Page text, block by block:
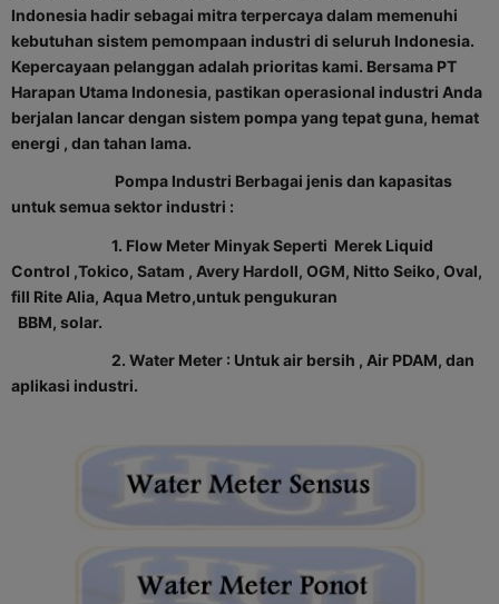
Indonesia hadir sebagai mitra terpercaya dalam memenuhi
kebutuhan sistem pemompaan industri di seluruh Indonesia.
Kepercayaan pelanggan adalah prioritas kami. Bersama PT
Harapan Utama Indonesia, pastikan operasional industri Anda
berjalan lancar dengan sistem pompa yang tepat guna, hemat
energi , dan tahan lama.
Pompa Industri Berbagai jenis dan kapasitas
untuk semua sektor industri :
1. Flow Meter Minyak Seperti Merek Liquid
Control ,Tokico, Satam , Avery Hardoll, OGM, Nitto Seiko, Oval,
fill Rite Alia, Aqua Metro,untuk pengukuran
BBM, solar.
2. Water Meter : Untuk air bersih , Air PDAM, dan
aplikasi industri.